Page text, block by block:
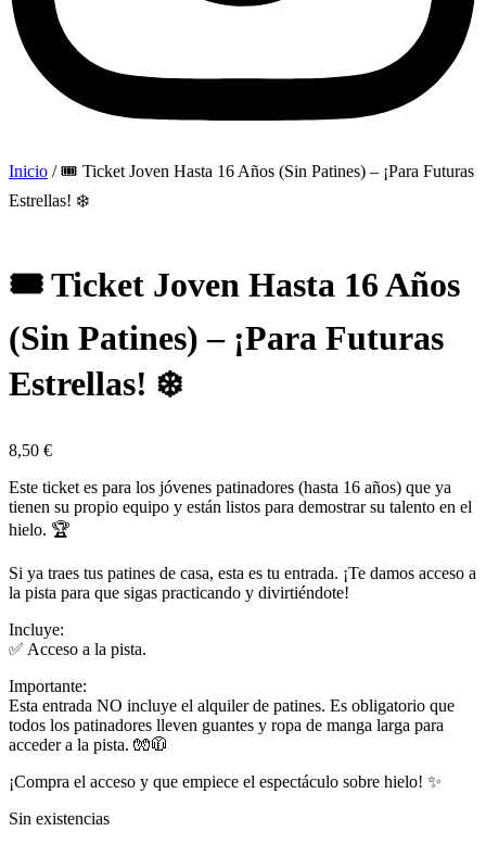
Inicio / 🎟️ Ticket Joven Hasta 16 Años (Sin Patines) – ¡Para Futuras
Estrellas! ❄️
🎟️ Ticket Joven Hasta 16 Años
(Sin Patines) – ¡Para Futuras
Estrellas! ❄️
8,50 €
Este ticket es para los jóvenes patinadores (hasta 16 años) que ya
tienen su propio equipo y están listos para demostrar su talento en el
hielo. 🏆
Si ya traes tus patines de casa, esta es tu entrada. ¡Te damos acceso a
la pista para que sigas practicando y divirtiéndote!
Incluye:
✅ Acceso a la pista.
Importante:
Esta entrada NO incluye el alquiler de patines. Es obligatorio que
todos los patinadores lleven guantes y ropa de manga larga para
acceder a la pista. 🧤🧥
¡Compra el acceso y que empiece el espectáculo sobre hielo! ✨
Sin existencias